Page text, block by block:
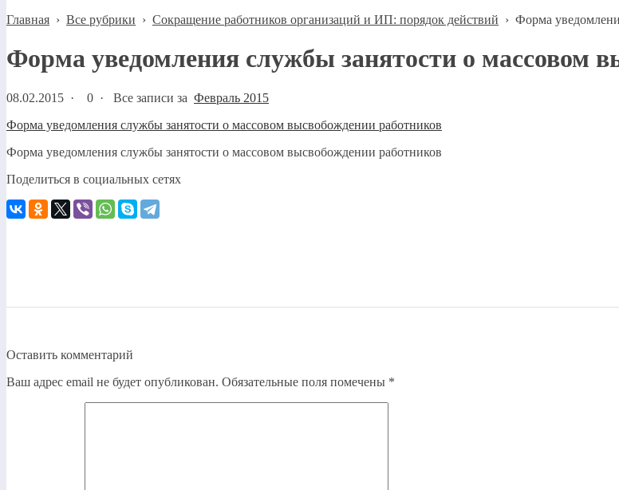
Главная › Все рубрики › Сокращение работников организаций и ИП: порядок действий › Форма
Форма уведомления службы занятости о массовом
08.02.2015 · 0 · Все записи за Февраль 2015
Форма уведомления службы занятости о массовом высвобождении работников
Форма уведомления службы занятости о массовом высвобождении работников
Поделиться в социальных сетях
Оставить комментарий
Ваш адрес email не будет опубликован. Обязательные поля помечены *